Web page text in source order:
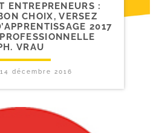
ENTREPRENEURS :
CHOIX, VERSEZ
2017
VRAU
14 décembre 2016